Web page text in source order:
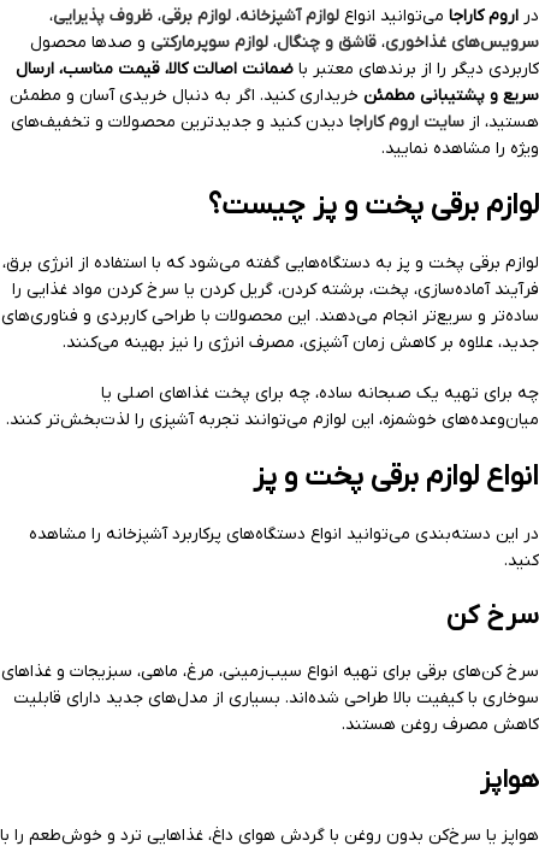
در اروم کاراجا می‌توانید انواع لوازم آشپزخانه، لوازم برقی، ظروف پذیرایی،
سرویس‌های غذاخوری، قاشق و چنگال، لوازم سوپرمارکتی و صدها محصول
کاربردی دیگر را از برندهای معتبر با ضمانت اصالت کالا، قیمت مناسب، ارسال
سریع و پشتیبانی مطمئن خریداری کنید. اگر به دنبال خریدی آسان و مطمئن
هستید، از سایت اروم کاراجا دیدن کنید و جدیدترین محصولات و تخفیف‌های
ویژه را مشاهده نمایید.
لوازم برقی پخت و پز چیست؟
لوازم برقی پخت و پز به دستگاه‌هایی گفته می‌شود که با استفاده از انرژی برق،
فرآیند آماده‌سازی، پخت، برشته کردن، گریل کردن یا سرخ کردن مواد غذایی را
ساده‌تر و سریع‌تر انجام می‌دهند. این محصولات با طراحی کاربردی و فناوری‌های
جدید، علاوه بر کاهش زمان آشپزی، مصرف انرژی را نیز بهینه می‌کنند.
چه برای تهیه یک صبحانه ساده، چه برای پخت غذاهای اصلی یا
میان‌وعده‌های خوشمزه، این لوازم می‌توانند تجربه آشپزی را لذت‌بخش‌تر کنند.
انواع لوازم برقی پخت و پز
در این دسته‌بندی می‌توانید انواع دستگاه‌های پرکاربرد آشپزخانه را مشاهده
کنید.
سرخ کن
سرخ کن‌های برقی برای تهیه انواع سیب‌زمینی، مرغ، ماهی، سبزیجات و غذاهای
سوخاری با کیفیت بالا طراحی شده‌اند. بسیاری از مدل‌های جدید دارای قابلیت
کاهش مصرف روغن هستند.
هواپز
هواپز یا سرخ‌کن بدون روغن با گردش هوای داغ، غذاهایی ترد و خوش‌طعم را با